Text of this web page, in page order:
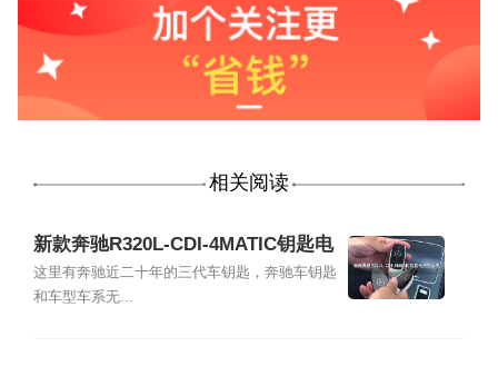
相关阅读
新款奔驰R320L-CDI-4MATIC钥匙电
池怎么换
这里有奔驰近二十年的三代车钥匙，奔驰车钥匙
和车型车系无...